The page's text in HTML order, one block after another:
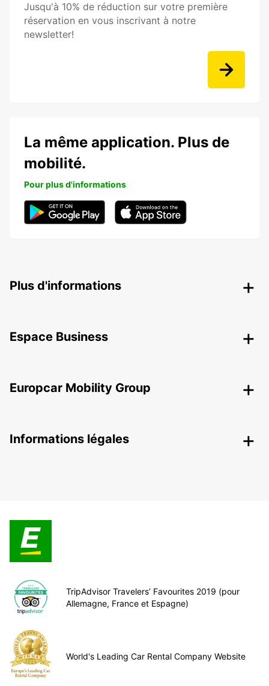
Jusqu'à 10% de réduction sur votre première
réservation en vous inscrivant à notre
newsletter!
La même application. Plus de
mobilité.
Pour plus d'informations
Plus d'informations
Espace Business
Europcar Mobility Group
Informations légales
TripAdvisor Travelers’ Favourites 2019 (pour
Allemagne, France et Espagne)
World's Leading Car Rental Company Website